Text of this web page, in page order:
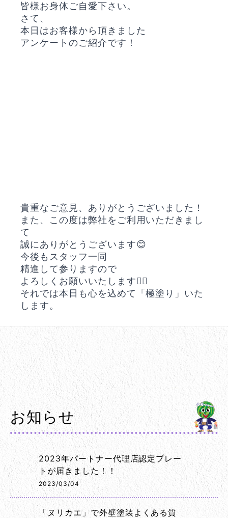
皆様お身体ご自愛下さい。
さて、
本日はお客様から頂きました
アンケートのご紹介です！
貴重なご意見、ありがとうございました！
また、この度は弊社をご利用いただきまし
て
誠にありがとうございます😊
今後もスタッフ一同
精進して参りますので
よろしくお願いいたします🙇‍♀️
それでは本日も心を込めて「極塗り」いた
します。
お知らせ
2023年パートナー代理店認定プレー
トが届きました！！
2023/03/04
「ヌリカエ」で外壁塗装よくある質